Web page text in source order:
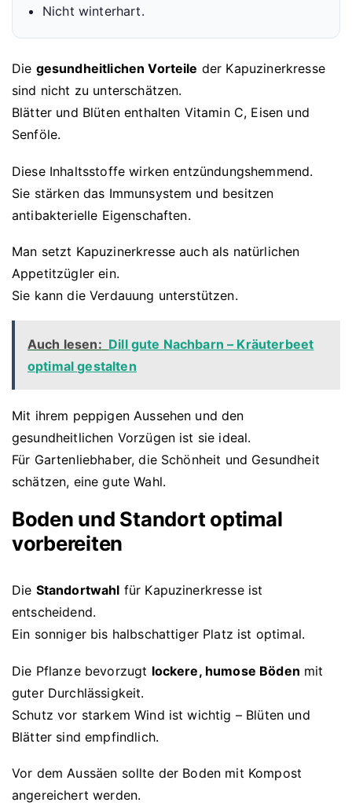
Nicht winterhart.
Die gesundheitlichen Vorteile der Kapuzinerkresse
sind nicht zu unterschätzen.
Blätter und Blüten enthalten Vitamin C, Eisen und
Senföle.
Diese Inhaltsstoffe wirken entzündungshemmend.
Sie stärken das Immunsystem und besitzen
antibakterielle Eigenschaften.
Man setzt Kapuzinerkresse auch als natürlichen
Appetitzügler ein.
Sie kann die Verdauung unterstützen.
Auch lesen: Dill gute Nachbarn – Kräuterbeet
optimal gestalten
Mit ihrem peppigen Aussehen und den
gesundheitlichen Vorzügen ist sie ideal.
Für Gartenliebhaber, die Schönheit und Gesundheit
schätzen, eine gute Wahl.
Boden und Standort optimal
vorbereiten
Die Standortwahl für Kapuzinerkresse ist
entscheidend.
Ein sonniger bis halbschattiger Platz ist optimal.
Die Pflanze bevorzugt lockere, humose Böden mit
guter Durchlässigkeit.
Schutz vor starkem Wind ist wichtig – Blüten und
Blätter sind empfindlich.
Vor dem Aussäen sollte der Boden mit Kompost
angereichert werden.